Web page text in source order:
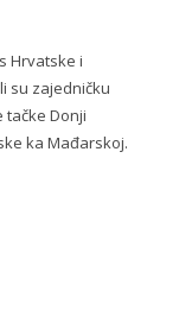
Hrvatske i
su zajedničku
Donji
ka Mađarskoj.